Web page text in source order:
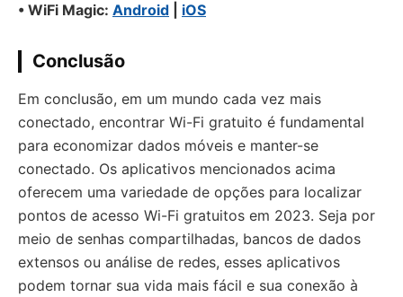
• WiFi Magic: Android iOS
Conclusão
Em conclusão, em um mundo cada vez mais
conectado, encontrar Wi-Fi gratuito é fundamental
para economizar dados móveis e manter-se
conectado. Os aplicativos mencionados acima
oferecem uma variedade de opções para localizar
pontos de acesso Wi-Fi gratuitos em 2023. Seja por
meio de senhas compartilhadas, bancos de dados
extensos ou análise de redes, esses aplicativos
podem tornar sua vida mais fácil e sua conexão à